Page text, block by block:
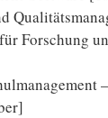
Forschung